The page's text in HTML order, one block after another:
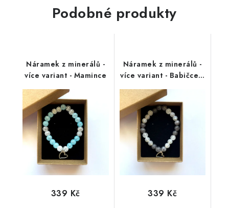
Podobné produkty
Náramek z minerálů -
více variant - Mamince
339 Kč
Náramek z minerálů -
více variant - Babičce z
339 Kč